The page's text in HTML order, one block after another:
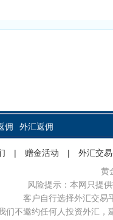
外汇返佣
| 赠金活动 | 外汇交
黄
风险提示：本网只提
客户自行选择外汇交易
们不邀约任何人投资外汇，